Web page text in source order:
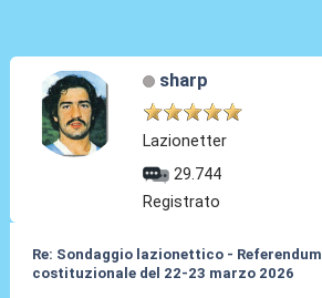
sharp
Lazionetter
29.744
Registrato
Re: Sondaggio lazionettico - Referendum
costituzionale del 22-23 marzo 2026